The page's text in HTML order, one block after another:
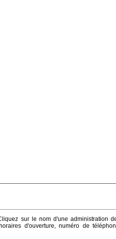
sur le nom d'une administration
d'ouverture, numéro de